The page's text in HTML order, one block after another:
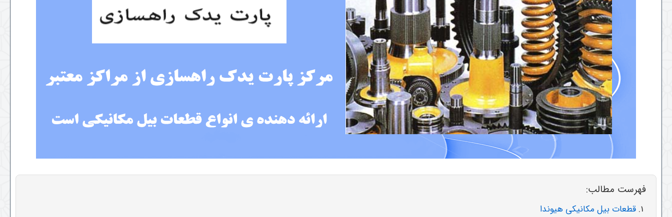
فهرست مطالب:
قطعات بیل مکانیکی هیوندا